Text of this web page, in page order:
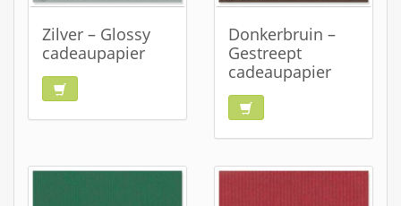
Zilver – Glossy
cadeaupapier
Donkerbruin –
Gestreept
cadeaupapier